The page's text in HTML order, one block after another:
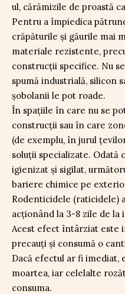
ul, cărămizile de proastă
Pentru a împiedica
crăpăturile și găurile mai
materiale rezistente,
construcții specifice. Nu
spumă industrială, silicon
șobolanii le pot roade.
În spațiile în care nu se
construcții sau în care
(de exemplu, în jurul
soluții specializate. Odată
igienizat și sigilat,
bariere chimice pe
Rodenticidele (raticidele)
acționând la 3-8 zile de
Acest efect întârziat este
precauți și consumă o
Dacă efectul ar fi imediat,
moartea, iar celelalte
consuma.